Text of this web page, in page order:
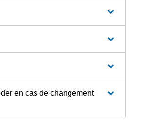
en cas de changement